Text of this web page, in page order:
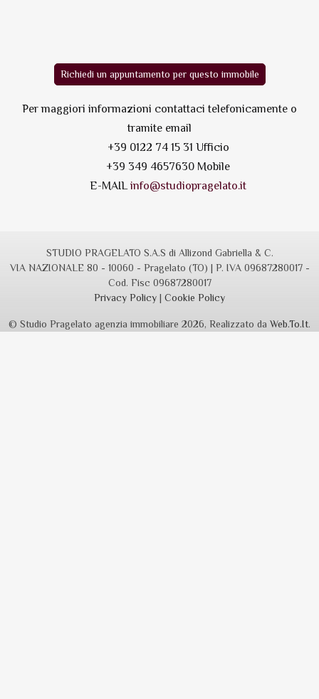
Richiedi un appuntamento per questo immobile
Per maggiori informazioni contattaci telefonicamente o
tramite email
+39 0122 74 15 31 Ufficio
+39 349 4657630 Mobile
E-MAILinfo@studiopragelato.it
STUDIO PRAGELATO S.A.S di Allizond Gabriella & C.
VIA NAZIONALE 80 - 10060 - Pragelato (TO) | P. IVA 09687280017 -
Cod. Fisc 09687280017
Privacy Policy | Cookie Policy
© Studio Pragelato agenzia immobiliare 2026, Realizzato da Web.To.It.